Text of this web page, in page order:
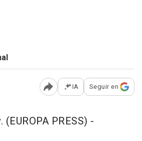
Abrir opciones para
IA Seguir en
PRESS) -